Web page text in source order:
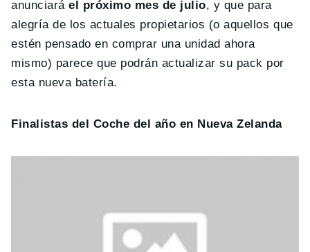
anunciaráel próximo mes de julio, y que para
alegría de los actuales propietarios (o aquellos que
estén pensado en comprar una unidad ahora
mismo) parece que podrán actualizar su pack por
esta nueva batería.
Finalistas del Coche del año en Nueva Zelanda